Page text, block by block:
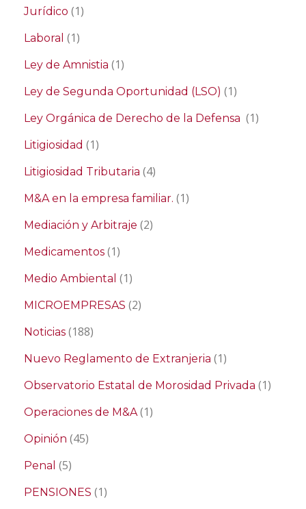
Jurídico (1)
Laboral (1)
Ley de Amnistia (1)
Ley de Segunda Oportunidad (LSO) (1)
Ley Orgánica de Derecho de la Defensa (1)
Litigiosidad (1)
Litigiosidad Tributaria (4)
M&A en la empresa familiar. (1)
Mediación y Arbitraje (2)
Medicamentos (1)
Medio Ambiental (1)
MICROEMPRESAS (2)
Noticias (188)
Nuevo Reglamento de Extranjeria (1)
Observatorio Estatal de Morosidad Privada (1)
Operaciones de M&A(1)
Opinión (45)
Penal (5)
PENSIONES (1)